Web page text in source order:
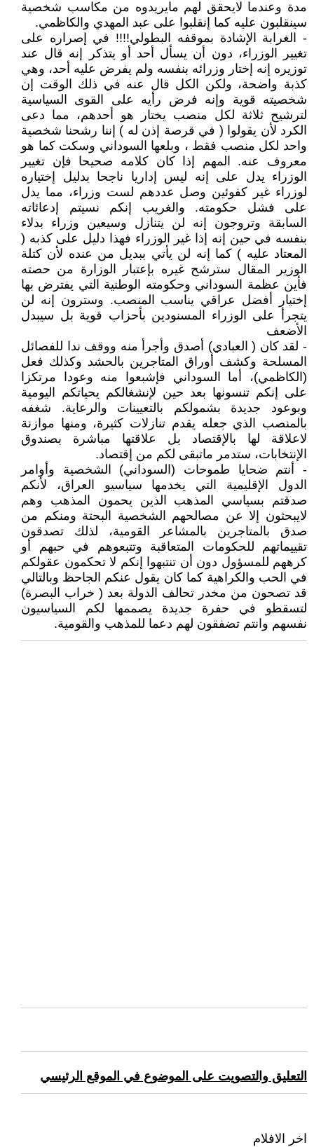
مدة وعندما لايحقق لهم مايريدوه من مكاسب شخصية
سينقلبون عليه كما إنقلبوا على عبد المهدي والكاظمي.
- الغرابة الإشادة بموقفه البطولي!!!! في إصراره على
تغيير الوزراء، دون أن يسأل أحد أو يتذكر إنه قال عند
توزيره إنه إختار وزرائه بنفسه ولم يفرض عليه أحد، وهي
كذبة واضحة، ولكن الكل قال عنه في ذلك الوقت إن
شخصيته قوية وإنه فرض رأيه على القوى السياسية
لترشيح ثلاثة لكل منصب يختار هو أحدهم، مما دعى
الكرد لأن يقولوا ( في قرصة إذن له ) إننا رشحنا شخصية
واحد لكل منصب فقط ، وبلعها السوداني وسكت كما هو
معروف عنه. المهم إذا كان كلامه صحيحا فإن تغيير
الوزراء يدل على إنه ليس إداريا ناجحا بدليل إختياره
لوزراء غير كفوئين وصل عددهم لست وزراء، مما يدل
على فشل حكومته. والغريب إنكم نسيتم إدعائاته
السابقة وتروجون إنه لن يتنازل وسيعين وزراء بدلاء
بنفسه في حين إنه إذا غير الوزراء فهذا دليل على كذبه (
المعتاد عليه ) كما إنه لن يأتي ببديل من عنده لأن كتلة
الوزير المقال سترشح غيره بإعتبار الوزارة من حصته
فأين عظمة السوداني وحكومته الوطنية التي يفترض بها
إختيار أفضل عراقي يناسب المنصب. وسترون إنه لن
يتجرأ على الوزراء المسنودين بأحزاب قوية بل سيبدل
الأضعف
- لقد كان ( العبادي) أصدق وأجرأ منه ووقف ندا للفصائل
المسلحة وكشف أوراق المتاجرين بالحشد وكذلك فعل
(الكاظمي)، أما السوداني فإشبعوا منه وعودا مرتكزا
على إنكم تنسونها بعد حين لإنشغالكم يحياتكم اليومية
وبوعود جديدة بشمولكم بالتعيينات والرعاية. شغفه
بالمنصب الذي جعله يقدم تنازلات كثيرة، ومنها موازنة
لاعلاقة لها بالإقتصاد بل علاقتها مباشرة بصندوق
الإنتخابات، ستدمر ماتبقى لكم من إقتصاد.
- أنتم ضحايا طموحات (السوداني) الشخصية وأوامر
الدول الإقليمية التي يخدمها سياسيو العراق، لأنكم
صدقتم بسياسي المذهب الذين يحمون المذهب وهم
لايبحثون إلا عن مصالحهم الشخصية البحتة ومنكم من
صدق بالمتاجرين بالمشاعر القومية، لذلك تصدقون
تقييماتهم للحكومات المتعاقبة وتتبعوهم في حبهم أو
كرههم للمسؤول دون أن تنتبهوا إنكم لا تحكمون عقولكم
في الحب والكراهية كما كان يقول عنكم الجاحظ وبالتالي
قد تصحون من مخدر تحالف الدولة بعد ( خراب البصرة)
لتسقطو في حفرة جديدة يصممها لكم السياسيون
نفسهم وانتم تضفقون لهم دعما للمذهب والقومية.
التعليق والتصويت على الموضوع في الموقع الرئيسي
اخر الافلام